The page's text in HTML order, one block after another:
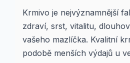
Krmivo je nejvýznamnější
zdraví, srst, vitalitu,
vašeho mazlíčka. Kvalitní
podobě menších výdajů u